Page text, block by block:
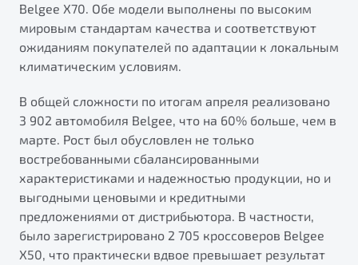
Belgee X70. Обе модели выполнены по высоким
мировым стандартам качества и соответствуют
ожиданиям покупателей по адаптации к локальным
климатическим условиям.
В общей сложности по итогам апреля реализовано
3 902 автомобиля Belgee, что на 60% больше, чем в
марте. Рост был обусловлен не только
востребованными сбалансированными
характеристиками и надежностью продукции, но и
выгодными ценовыми и кредитными
предложениями от дистрибьютора. В частности,
было зарегистрировано 2 705 кроссоверов Belgee
X50, что практически вдвое превышает результат